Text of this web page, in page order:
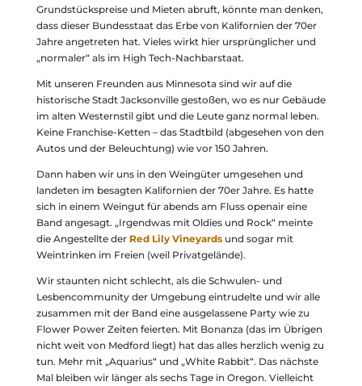
Grundstückspreise und Mieten abruft, könnte man denken,
dass dieser Bundesstaat das Erbe von Kalifornien der 70er
Jahre angetreten hat. Vieles wirkt hier ursprünglicher und
„normaler“ als im High Tech-Nachbarstaat.
Mit unseren Freunden aus Minnesota sind wir auf die
historische Stadt Jacksonville gestoßen, wo es nur Gebäude
im alten Westernstil gibt und die Leute ganz normal leben.
Keine Franchise-Ketten – das Stadtbild (abgesehen von den
Autos und der Beleuchtung) wie vor 150 Jahren.
Dann haben wir uns in den Weingüter umgesehen und
landeten im besagten Kalifornien der 70er Jahre. Es hatte
sich in einem Weingut für abends am Fluss openair eine
Band angesagt. „Irgendwas mit Oldies und Rock“ meinte
die Angestellte der Red Lily Vineyardsund sogar mit
Weintrinken im Freien (weil Privatgelände).
Wir staunten nicht schlecht, als die Schwulen- und
Lesbencommunity der Umgebung eintrudelte und wir alle
zusammen mit der Band eine ausgelassene Party wie zu
Flower Power Zeiten feierten. Mit Bonanza (das im Übrigen
nicht weit von Medford liegt) hat das alles herzlich wenig zu
tun. Mehr mit „Aquarius“ und „White Rabbit“. Das nächste
Mal bleiben wir länger als sechs Tage in Oregon. Vielleicht